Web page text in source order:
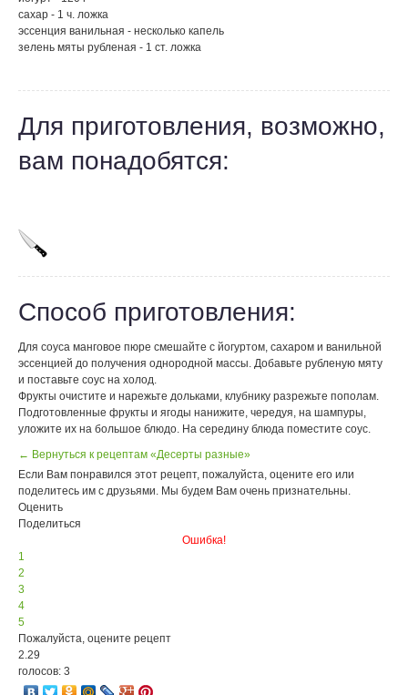
сахар - 1 ч. ложка
эссенция ванильная - несколько капель
зелень мяты рубленая - 1 ст. ложка
Для приготовления, возможно,
вам понадобятся:
Способ приготовления:
Для соуса манговое пюре смешайте с йогуртом, сахаром и ванильной
эссенцией до получения однородной массы. Добавьте рубленую мяту
и поставьте соус на холод.
Фрукты очистите и нарежьте дольками, клубнику разрежьте пополам.
Подготовленные фрукты и ягоды нанижите, чередуя, на шампуры,
уложите их на большое блюдо. На середину блюда поместите соус.
← Вернуться к рецептам «Десерты разные»
Если Вам понравился этот рецепт, пожалуйста, оцените его или
поделитесь им с друзьями. Мы будем Вам очень признательны.
Оценить
Поделиться
Ошибка!
1
2
3
4
5
Пожалуйста, оцените рецепт
2.29
голосов: 3